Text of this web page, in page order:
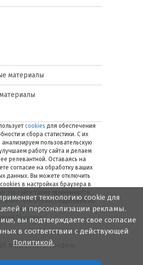
материалы
cookies для обеспечения
и сбора статистики. С их
пользовательскую
работу сайта и делаем
релевантной. Оставаясь на
согласие на обработку ваших
данных. Вы можете отключить
в настройках браузера в
технологии. Подробнее об
данных — в
Политике.
Металлинвест Профиль.
технологию cookie для
и персонализации рекламы.
вы подтверждаете свое согласие
в соответствии с действующей
Политикой.